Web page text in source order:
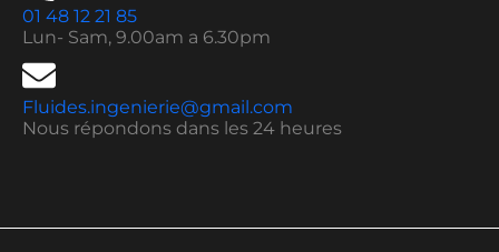
01 48 12 21 85
Lun- Sam, 9.00am a 6.30pm
Fluides.ingenierie@gmail.com
Nous répondons dans les 24 heures